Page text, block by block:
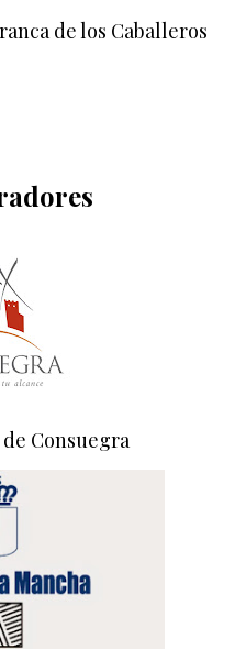
de los Caballeros
Consuegra